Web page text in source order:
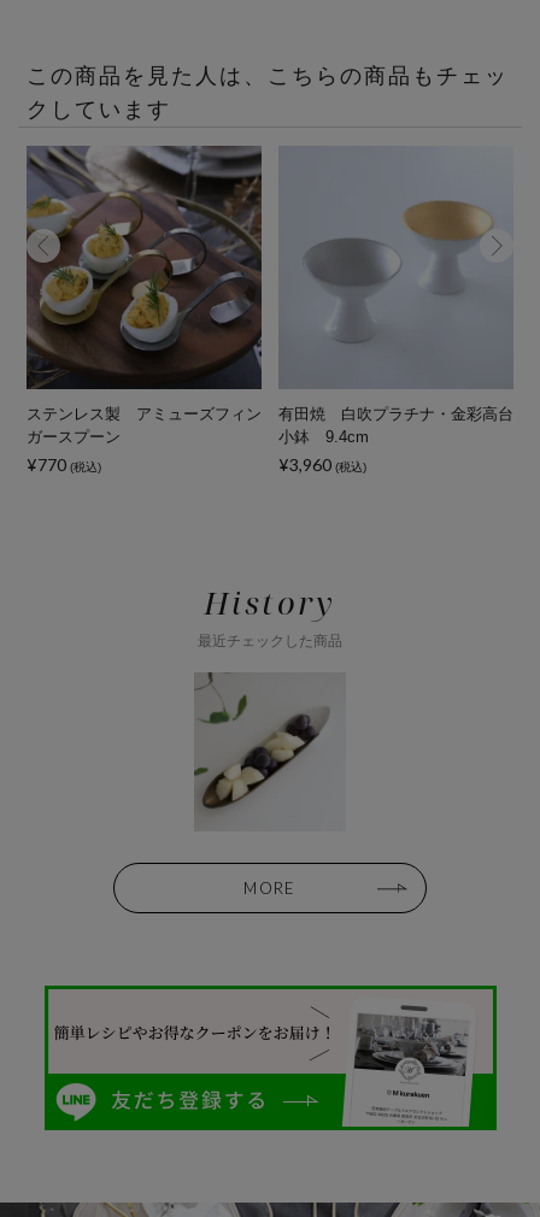
この商品を見た人は、こちらの商品もチェッ
クしています
ステンレス製 アミューズフィン
ガースプーン
¥770 (税込)
有田焼 白吹プラチナ・金彩高台
小鉢 9.4cm
¥3,960 (税込)
History
最近チェックした商品
MORE